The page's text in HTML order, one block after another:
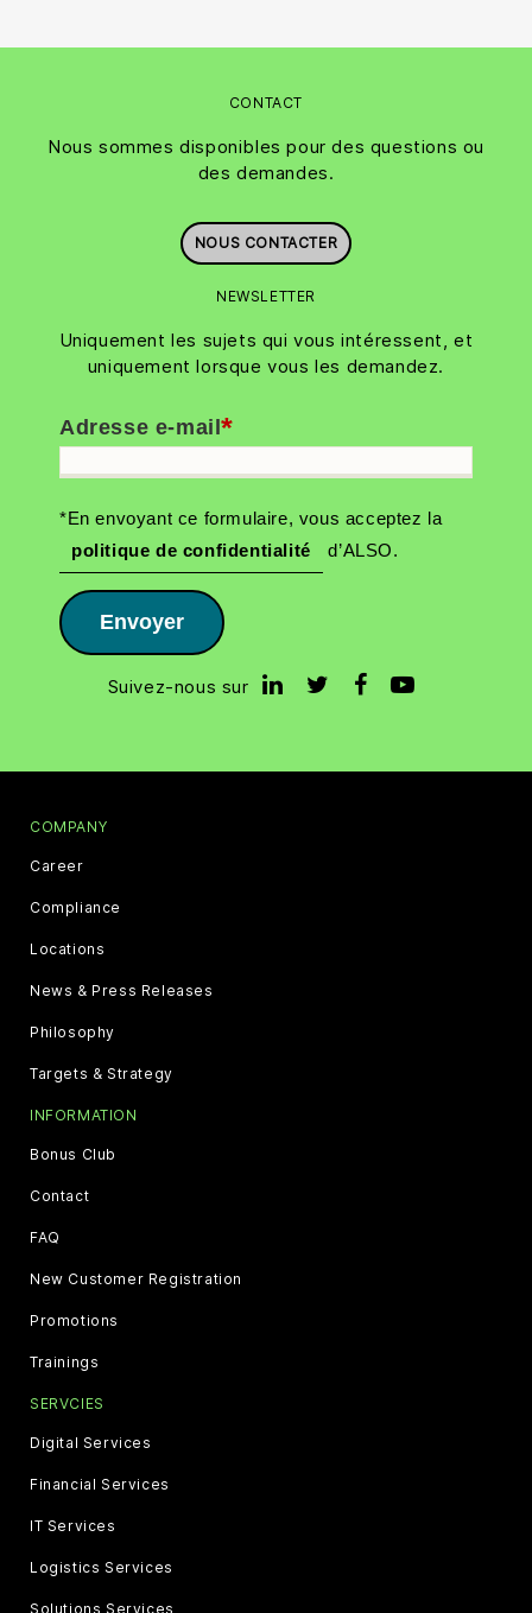
CONTACT
Nous sommes disponibles pour des questions ou
des demandes.
NOUS CONTACTER
NEWSLETTER
Uniquement les sujets qui vous intéressent, et
uniquement lorsque vous les demandez.
*
Adresse e-mail
*En envoyant ce formulaire, vous acceptez la
politique de confidentialité
d’ALSO.
Envoyer
Suivez-nous sur
COMPANY
Career
Compliance
Locations
News & Press Releases
Philosophy
Targets & Strategy
INFORMATION
Bonus Club
Contact
FAQ
New Customer Registration
Promotions
Trainings
SERVCIES
Digital Services
Financial Services
IT Services
Logistics Services
Solutions Services